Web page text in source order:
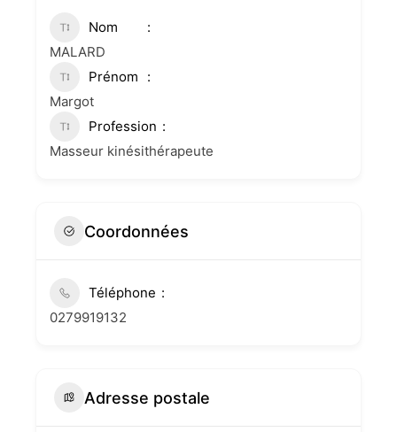
Nom
MALARD
Prénom
Margot
Profession
Masseur kinésithérapeute
Coordonnées
Téléphone
0279919132
Adresse postale